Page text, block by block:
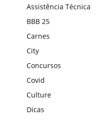
Assistência Técnica
BBB 25
Carnes
City
Concursos
Covid
Culture
Dicas